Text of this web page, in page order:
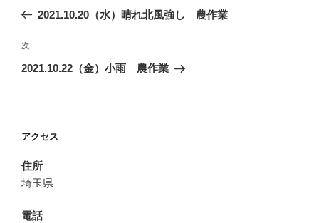
ビ
ゲ
ン
の
稿
2021.10.20（水）晴れ北風強し 農作業
次
の
次
2021.10.22（金）小雨 農作業
アクセス
住所
埼玉県
電話